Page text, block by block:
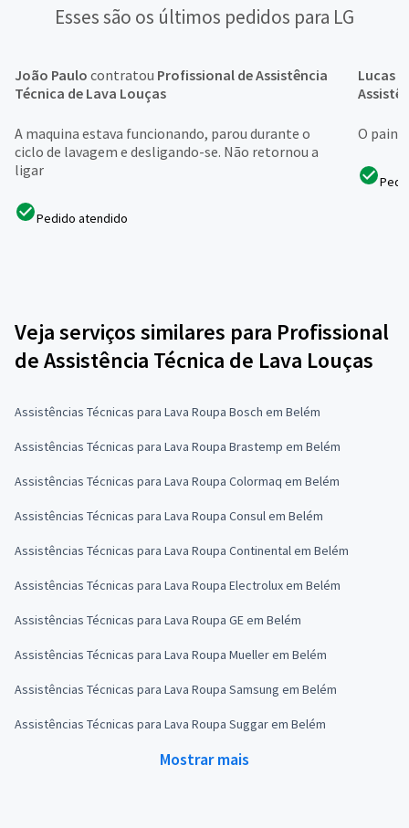
Esses são os últimos pedidos para LG
João Paulo contratou Profissional de Assistência
Técnica de Lava Louças
A maquina estava funcionando, parou durante o
ciclo de lavagem e desligando-se. Não retornou a
ligar
Pedido atendido
Lucas
O
Veja serviços similares para Profissional
de Assistência Técnica de Lava Louças
Assistências Técnicas para Lava Roupa Bosch em Belém
Assistências Técnicas para Lava Roupa Brastemp em Belém
Assistências Técnicas para Lava Roupa Colormaq em Belém
Assistências Técnicas para Lava Roupa Consul em Belém
Assistências Técnicas para Lava Roupa Continental em Belém
Assistências Técnicas para Lava Roupa Electrolux em Belém
Assistências Técnicas para Lava Roupa GE em Belém
Assistências Técnicas para Lava Roupa Mueller em Belém
Assistências Técnicas para Lava Roupa Samsung em Belém
Assistências Técnicas para Lava Roupa Suggar em Belém
Mostrar mais